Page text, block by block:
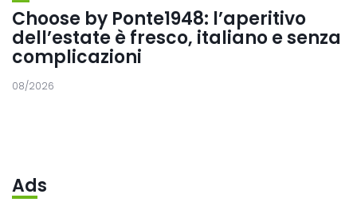
Choose by Ponte1948: l’aperitivo
dell’estate è fresco, italiano e senza
complicazioni
08/2026
Ads